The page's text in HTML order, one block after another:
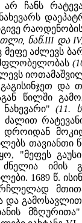
არ ჩანს
ნაწ.III და
აძლევს
მფლობელობას
და
წილში
ნახევარი"(11.
ძალით
დროიდან
თავიანთი
"მეფეს
ძნელია იმის
1689 წ.
და